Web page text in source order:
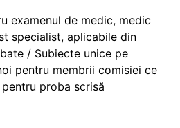
examenul de medic, medic
specialist, aplicabile din
/ Subiecte unice pe
pentru membrii comisiei ce
proba scrisă